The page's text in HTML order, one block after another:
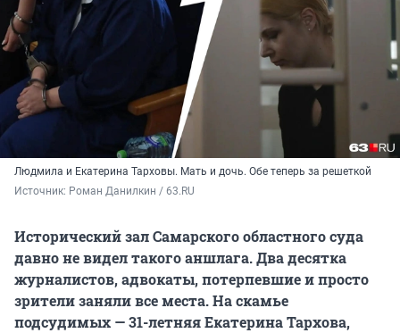
Людмила и Екатерина Тарховы. Мать и дочь. Обе теперь за решеткой
Источник: Роман Данилкин / 63.RU
Исторический зал Самарского областного суда
давно не видел такого аншлага. Два десятка
журналистов, адвокаты, потерпевшие и просто
зрители заняли все места. На скамье
подсудимых — 31-летняя Екатерина Тархова,